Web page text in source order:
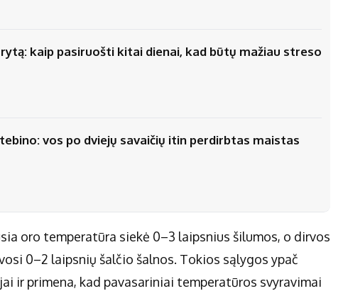
kaip pasiruošti kitai dienai, kad būtų mažiau streso
vos po dviejų savaičių itin perdirbtas maistas
oro temperatūra siekė 0–3 laipsnius šilumos, o dirvos
0–2 laipsnių šalčio šalnos. Tokios sąlygos ypač
ir primena, kad pavasariniai temperatūros svyravimai